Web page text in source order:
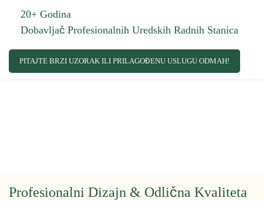
20+ Godina
Dobavljač Profesionalnih Uredskih Radnih Stanica
PITAJTE BRZI UZORAK ILI PRILAGOĐENU USLUGU ODMAH!
Profesionalni Dizajn & Odlična Kvaliteta